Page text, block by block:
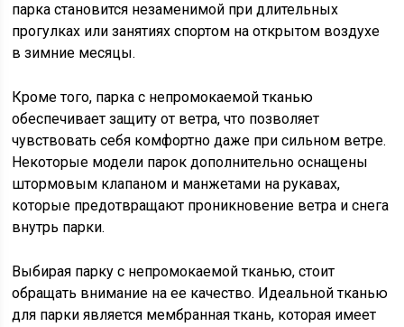
парка становится незаменимой при длительных
прогулках или занятиях спортом на открытом воздухе
в зимние месяцы.
Кроме того, парка с непромокаемой тканью
обеспечивает защиту от ветра, что позволяет
чувствовать себя комфортно даже при сильном ветре.
Некоторые модели парок дополнительно оснащены
штормовым клапаном и манжетами на рукавах,
которые предотвращают проникновение ветра и снега
внутрь парки.
Выбирая парку с непромокаемой тканью, стоит
обращать внимание на ее качество. Идеальной тканью
для парки является мембранная ткань, которая имеет